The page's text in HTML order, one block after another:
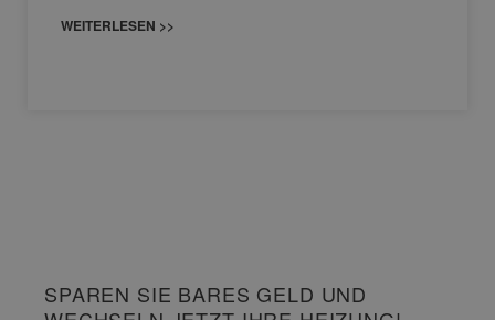
WEITERLESEN >>
SPAREN SIE BARES GELD UND